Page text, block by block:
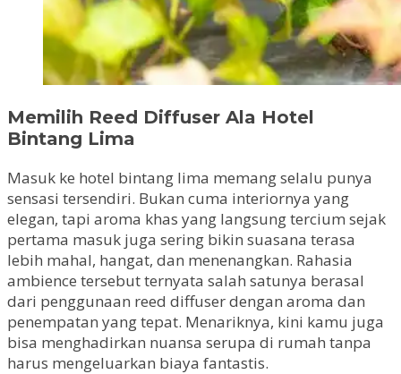
Memilih Reed Diffuser Ala Hotel
Bintang Lima
Masuk ke hotel bintang lima memang selalu punya
sensasi tersendiri. Bukan cuma interiornya yang
elegan, tapi aroma khas yang langsung tercium sejak
pertama masuk juga sering bikin suasana terasa
lebih mahal, hangat, dan menenangkan. Rahasia
ambience tersebut ternyata salah satunya berasal
dari penggunaan reed diffuser dengan aroma dan
penempatan yang tepat. Menariknya, kini kamu juga
bisa menghadirkan nuansa serupa di rumah tanpa
harus mengeluarkan biaya fantastis.